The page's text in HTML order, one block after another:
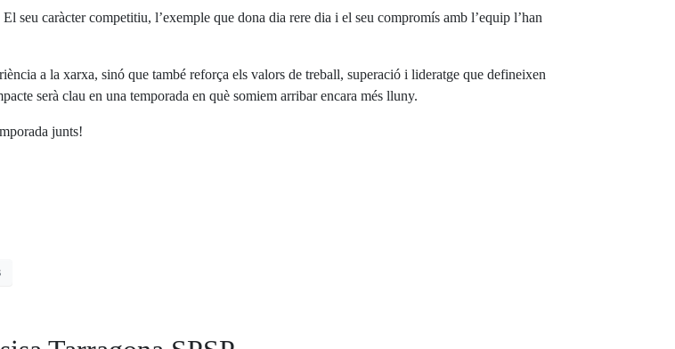
seu caràcter competitiu, l’exemple que dona dia rere dia i el seu compromís amb l’equip l’han
a la xarxa, sinó que també reforça els valors de treball, superació i lideratge que defineixen
serà clau en una temporada en què somiem arribar encara més lluny.
junts!